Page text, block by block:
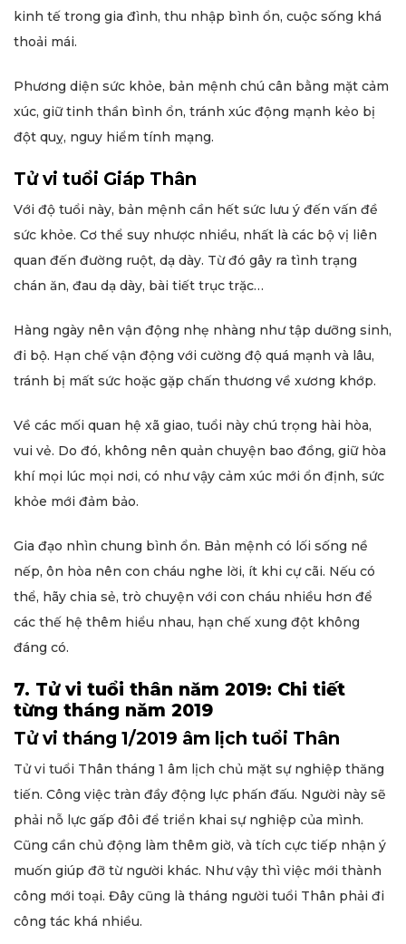
kinh tế trong gia đình, thu nhập bình ổn, cuộc sống khá
thoải mái.
Phương diện sức khỏe, bản mệnh chú cân bằng mặt cảm
xúc, giữ tinh thần bình ổn, tránh xúc động mạnh kẻo bị
đột quỵ, nguy hiểm tính mạng.
Tử vi tuổi Giáp Thân
Với độ tuổi này, bản mệnh cần hết sức lưu ý đến vấn đề
sức khỏe. Cơ thể suy nhược nhiều, nhất là các bộ vị liên
quan đến đường ruột, dạ dày. Từ đó gây ra tình trạng
chán ăn, đau dạ dày, bài tiết trục trặc…
Hàng ngày nên vận động nhẹ nhàng như tập dưỡng sinh,
đi bộ. Hạn chế vận động với cường độ quá mạnh và lâu,
tránh bị mất sức hoặc gặp chấn thương về xương khớp.
Về các mối quan hệ xã giao, tuổi này chú trọng hài hòa,
vui vẻ. Do đó, không nên quản chuyện bao đồng, giữ hòa
khí mọi lúc mọi nơi, có như vậy cảm xúc mới ổn định, sức
khỏe mới đảm bảo.
Gia đạo nhìn chung bình ổn. Bản mệnh có lối sống nề
nếp, ôn hòa nên con cháu nghe lời, ít khi cự cãi. Nếu có
thể, hãy chia sẻ, trò chuyện với con cháu nhiều hơn để
các thế hệ thêm hiểu nhau, hạn chế xung đột không
đáng có.
7. Tử vi tuổi thân năm 2019: Chi tiết
từng tháng năm 2019
Tử vi tháng 1/2019 âm lịch tuổi Thân
Tử vi tuổi Thân tháng 1 âm lịch chủ mặt sự nghiệp thăng
tiến. Công việc tràn đầy động lực phấn đấu. Người này sẽ
phải nỗ lực gấp đôi để triển khai sự nghiệp của mình.
Cũng cần chủ động làm thêm giờ, và tích cực tiếp nhận ý
muốn giúp đỡ từ người khác. Như vậy thì việc mới thành
công mới toại. Đây cũng là tháng người tuổi Thân phải đi
công tác khá nhiều.